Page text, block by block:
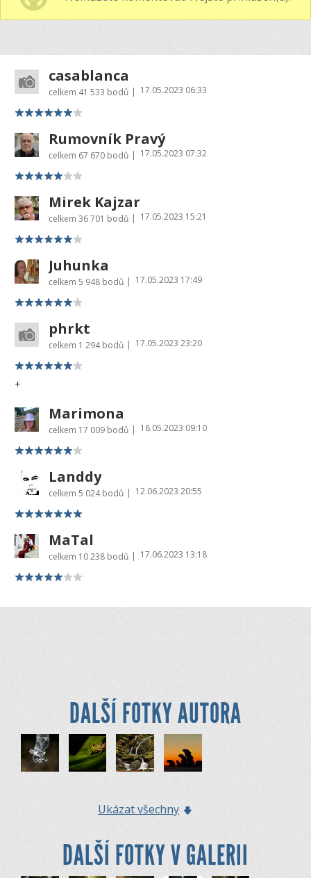
casablanca
celkem 41 533 bodů | 17.05.2023 06:33
Rumovník Pravý
celkem 67 670 bodů | 17.05.2023 07:32
Mirek Kajzar
celkem 36 701 bodů | 17.05.2023 15:21
Juhunka
celkem 5 948 bodů | 17.05.2023 17:49
phrkt
celkem 1 294 bodů | 17.05.2023 23:20
+
Marimona
celkem 17 009 bodů | 18.05.2023 09:10
Landdy
celkem 5 024 bodů | 12.06.2023 20:55
MaTal
celkem 10 238 bodů | 17.06.2023 13:18
DALŠÍ FOTKY AUTORA
Ukázat všechny
DALŠÍ FOTKY V GALERII